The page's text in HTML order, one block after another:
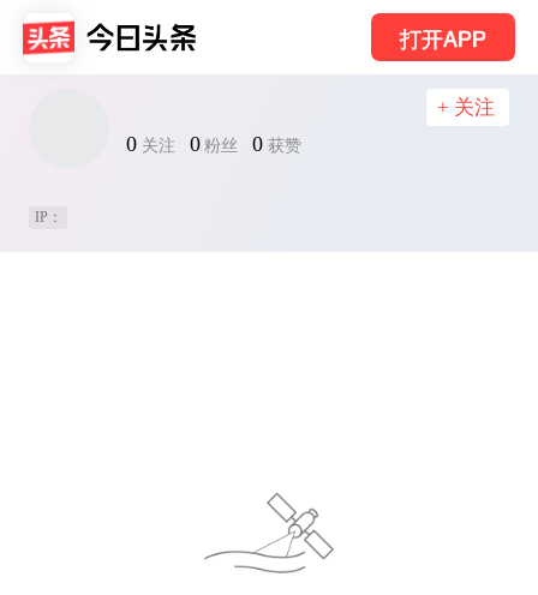
打开APP
0 关注 0 粉丝 0 获赞
+ 关注
IP：